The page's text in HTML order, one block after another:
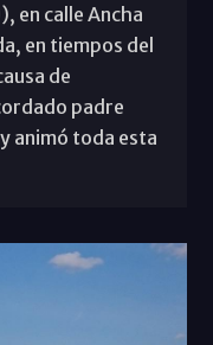
en calle Ancha
en tiempos del
de
padre
animó toda esta